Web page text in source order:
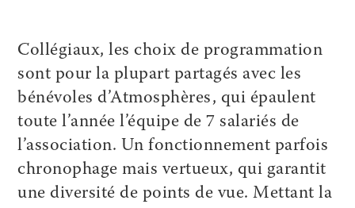
Collégiaux, les choix de programmation
sont pour la plupart partagés avec les
bénévoles d’Atmosphères, qui épaulent
toute l’année l’équipe de 7 salariés de
l’association. Un fonctionnement parfois
chronophage mais vertueux, qui garantit
une diversité de points de vue. Mettant la